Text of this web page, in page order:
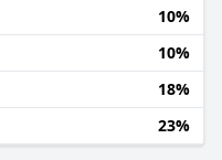
10%
10%
18%
23%